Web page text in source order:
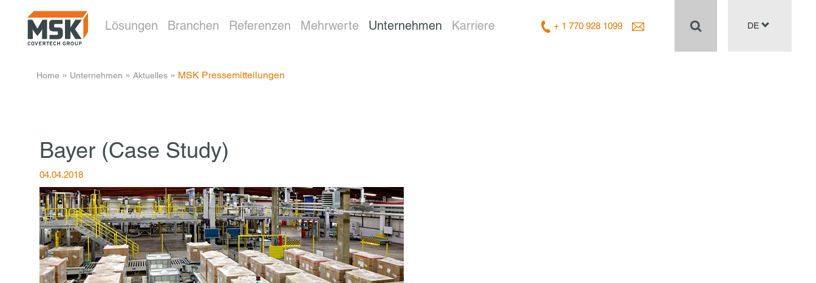
Lösungen Branchen Referenzen Mehrwerte Unternehmen Karriere + 1 770 928 1099 DE
Home ­ » ­ Unternehmen ­ » ­ Aktuelles­ » ­ MSK Pressemitteilungen
Bayer (Case Study)
04.04.2018